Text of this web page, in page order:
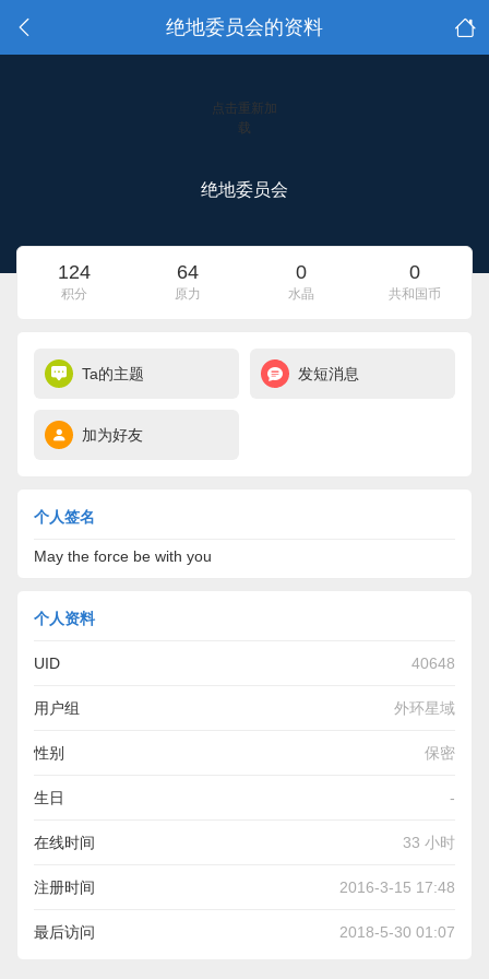
绝地委员会的资料
点击重新加
载
绝地委员会
124
积分
64
原力
0
水晶
0
共和国币
Ta的主题 发短消息
加为好友
个人签名
May the force be with you
个人资料
UID 40648
用户组 外环星域
性别 保密
生日 -
在线时间 33 小时
注册时间 2016-3-15 17:48
最后访问 2018-5-30 01:07